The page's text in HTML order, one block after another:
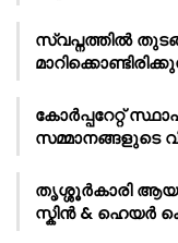
സ്വപ്നത്തിൽ
കോർപ്പറേറ്റ്
സമ്മാനങ്ങളുടെ
തൃശ്ശൂർകാരി
സ്കിൻ & ഹെയർ